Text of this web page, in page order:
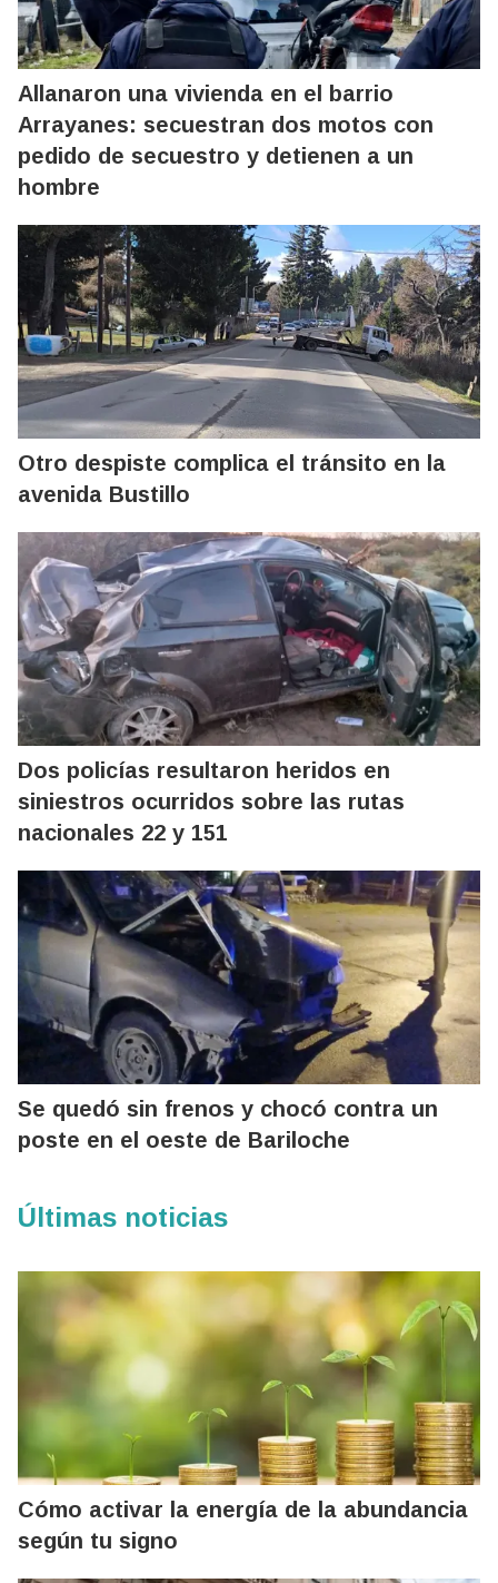
Allanaron una vivienda en el barrio
Arrayanes: secuestran dos motos con
pedido de secuestro y detienen a un
hombre
Otro despiste complica el tránsito en la
avenida Bustillo
Dos policías resultaron heridos en
siniestros ocurridos sobre las rutas
nacionales 22 y 151
Se quedó sin frenos y chocó contra un
poste en el oeste de Bariloche
Últimas noticias
Cómo activar la energía de la abundancia
según tu signo